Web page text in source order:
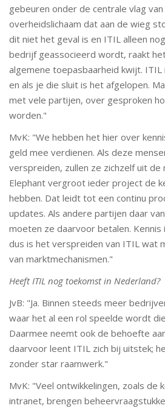
gebeuren onder de centrale vlag van
overheidslichaam dat aan de wieg
dit niet het geval is en ITIL alleen
bedrijf geassocieerd wordt, raakt
algemene toepasbaarheid kwijt.
en als je die sluit is het afgelopen.
met vele partijen, over gesproken
worden."
MvK: "We hebben het hier over
geld mee verdienen. Als deze
verspreiden, zullen ze zichzelf uit de
Elephant vergroot ieder project de
hebben. Dat leidt tot een continu
updates. Als andere partijen daar
moeten ze daarvoor betalen. Kennis
dus is het verspreiden van ITIL wat
van marktmechanismen."
Heeft ITIL nog toekomst in Nederland?
JvB: "Ja. Binnen steeds meer
waar het al een rol speelde wordt
Daarmee neemt ook de behoefte
daarvoor leent ITIL zich bij uitstek;
zonder star raamwerk."
MvK: "Veel ontwikkelingen, zoals de
intranet, brengen